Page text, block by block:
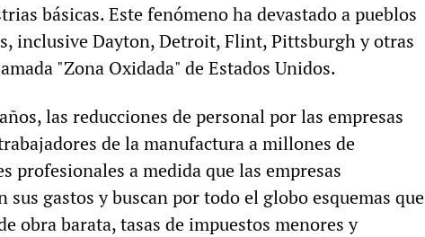
básicas. Este fenómeno ha devastado a pueblos
inclusive Dayton, Detroit, Flint, Pittsburgh y otras
"Zona Oxidada" de Estados Unidos.
las reducciones de personal por las empresas
de la manufactura a millones de
profesionales a medida que las empresas
sus gastos y buscan por todo el globo esquemas que
obra barata, tasas de impuestos menores y